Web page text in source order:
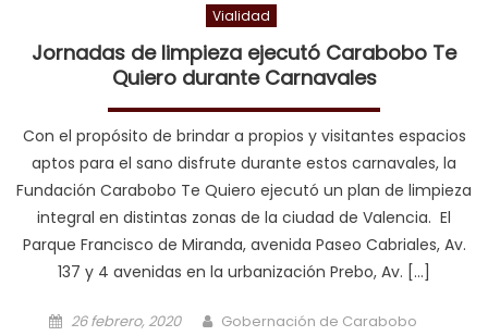
Vialidad
Jornadas de limpieza ejecutó Carabobo Te
Quiero durante Carnavales
Con el propósito de brindar a propios y visitantes espacios
aptos para el sano disfrute durante estos carnavales, la
Fundación Carabobo Te Quiero ejecutó un plan de limpieza
integral en distintas zonas de la ciudad de Valencia. El
Parque Francisco de Miranda, avenida Paseo Cabriales, Av.
137 y 4 avenidas en la urbanización Prebo, Av. […]
Posted on
26 febrero, 2020 Author
Gobernación de Carabobo